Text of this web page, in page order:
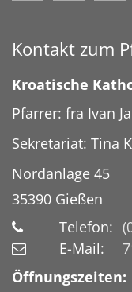
Kontakt zum
Kroatische
Pfarrer: fra Ivan
Sekretariat: Tina
Nordanlage 45
35390 Gießen
Telefon:
E-Mail:
Öffnungszeiten: